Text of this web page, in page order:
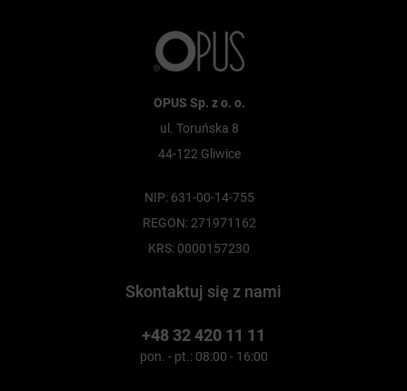
OPUS Sp. z o. o.
ul. Toruńska 8
44-122 Gliwice
NIP: 631-00-14-755
REGON: 271971162
KRS: 0000157230
Skontaktuj się z nami
+48 32 420 11 11
pon. - pt.: 08:00 - 16:00